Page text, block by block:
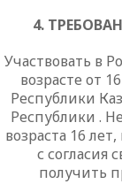
4.
Участвовать в
возрасте от
Республики
Республики .
возраста 16
с согласия
получить